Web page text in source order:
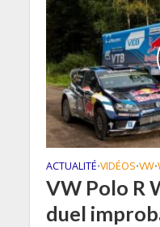
ACTUALITÉ•VIDÉOS•VW•
VW Polo R
duel